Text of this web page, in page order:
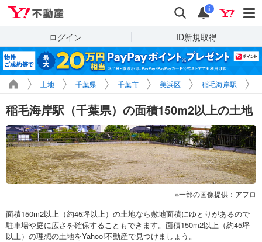
検索 通知
i
ログイン ID新規取得
土地 千葉県 千葉市 美浜区 稲毛海岸駅
稲毛海岸駅（千葉県）の面積150m2以上の土地
一部の画像提供：アフロ
面積150m2以上（約45坪以上）の土地なら敷地面積にゆとりがあるので
駐車場や庭に広さを確保することもできます。面積150m2以上（約45坪
以上）の理想の土地をYahoo!不動産で見つけましょう。